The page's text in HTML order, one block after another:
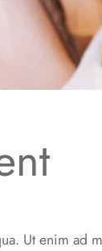
Ut enim ad